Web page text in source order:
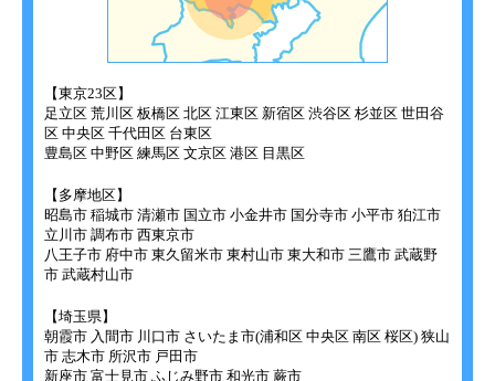
【東京23区】
足立区 荒川区 板橋区 北区 江東区 新宿区 渋谷区 杉並区 世田谷
区 中央区 千代田区 台東区
豊島区 中野区 練馬区 文京区 港区 目黒区
【多摩地区】
昭島市 稲城市 清瀬市 国立市 小金井市 国分寺市 小平市 狛江市
立川市 調布市 西東京市
八王子市 府中市 東久留米市 東村山市 東大和市 三鷹市 武蔵野
市 武蔵村山市
【埼玉県】
朝霞市 入間市 川口市 さいたま市(浦和区 中央区 南区 桜区) 狭山
市 志木市 所沢市 戸田市
新座市 富士見市 ふじみ野市 和光市 蕨市